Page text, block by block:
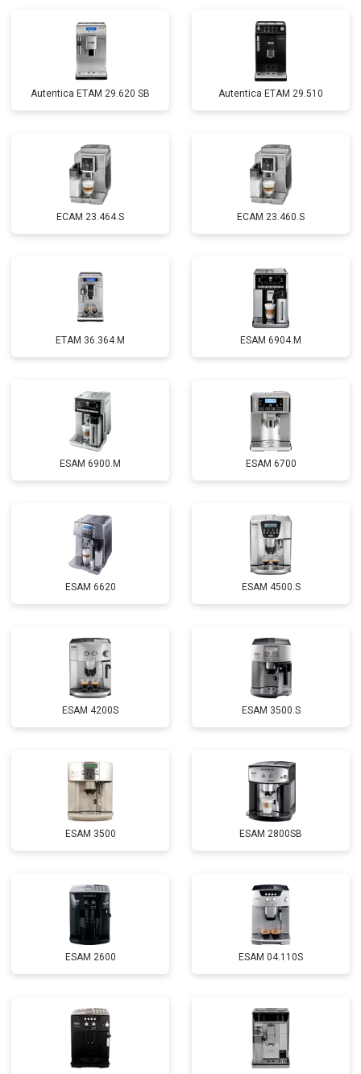
Autentica ETAM 29.620 SB Autentica ETAM 29.510
EСAM 23.464.S EСAM 23.460.S
ETAM 36.364.M ESAM 6904.M
ESAM 6900.M ESAM 6700
ESAM 6620 ESAM 4500.S
ESAM 4200S ESAM 3500.S
ESAM 3500 ESAM 2800SB
ESAM 2600 ESAM 04.110S